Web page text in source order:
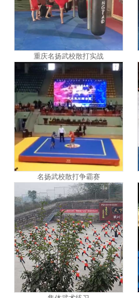
重庆名扬武校散打实战
名扬武校散打争霸赛